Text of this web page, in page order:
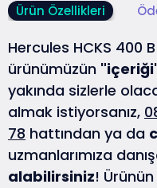
Ürün Özellikleri
Hercules HCKS 400
ürünümüzün
yakında sizlerle
almak istiyorsanız,
78 hattından ya da
uzmanlarımıza
alabilirsiniz!